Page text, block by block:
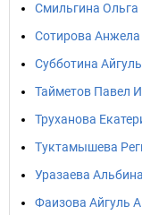
Смильгина
Сотирова Анжела
Субботина
Тайметов Павел
Труханова
Туктамышева
Уразаева
Фаизова Айгуль